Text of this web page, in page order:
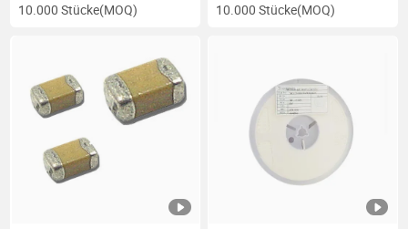
10.000 Stücke(MOQ) 10.000 Stücke(MOQ)